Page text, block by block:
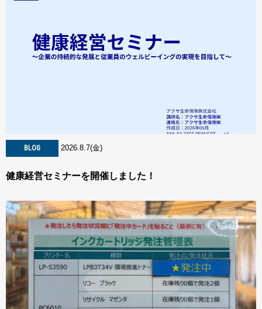
BLOG 2026.8.7(金)
健康経営セミナーを開催しました！